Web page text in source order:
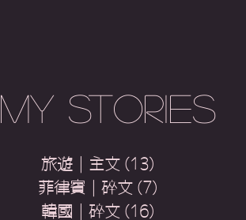
My Stories
旅遊｜主文 (13)
菲律賓｜碎文 (7)
韓國｜碎文 (16)